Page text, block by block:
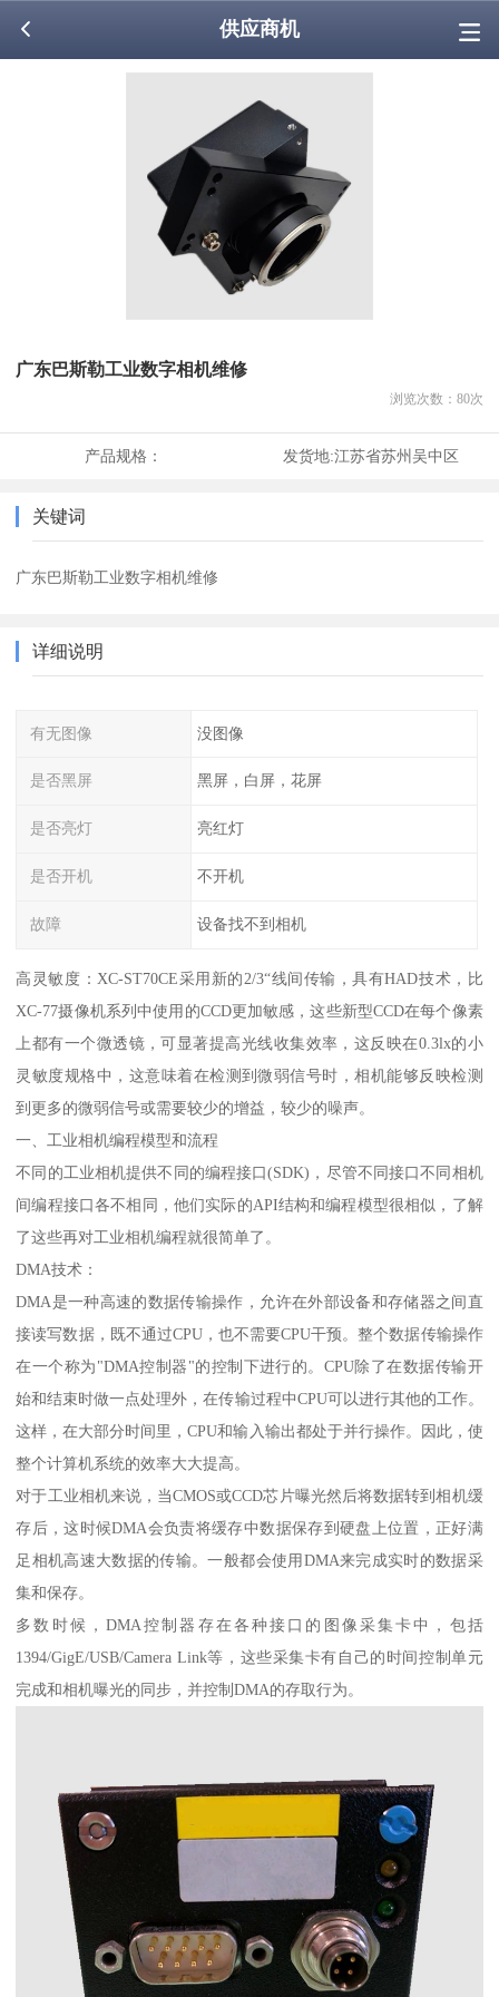
供应商机
广东巴斯勒工业数字相机维修
浏览次数： 80次
产品规格： 发货地:江苏省苏州吴中区
关键词
广东巴斯勒工业数字相机维修
详细说明
有无图像 没图像
是否黑屏 黑屏，白屏，花屏
是否亮灯 亮红灯
是否开机 不开机
故障 设备找不到相机
高灵敏度：XC-ST70CE采用新的2/3“线间传输，具有HAD技术，比
XC-77摄像机系列中使用的CCD更加敏感，这些新型CCD在每个像素
上都有一个微透镜，可显著提高光线收集效率，这反映在0.3lx的小
灵敏度规格中，这意味着在检测到微弱信号时，相机能够反映检测
到更多的微弱信号或需要较少的增益，较少的噪声。
一、工业相机编程模型和流程
不同的工业相机提供不同的编程接口(SDK)，尽管不同接口不同相机
间编程接口各不相同，他们实际的API结构和编程模型很相似，了解
了这些再对工业相机编程就很简单了。
DMA技术：
DMA是一种高速的数据传输操作，允许在外部设备和存储器之间直
接读写数据，既不通过CPU，也不需要CPU干预。整个数据传输操作
在一个称为"DMA控制器"的控制下进行的。CPU除了在数据传输开
始和结束时做一点处理外，在传输过程中CPU可以进行其他的工作。
这样，在大部分时间里，CPU和输入输出都处于并行操作。因此，使
整个计算机系统的效率大大提高。
对于工业相机来说，当CMOS或CCD芯片曝光然后将数据转到相机缓
存后，这时候DMA会负责将缓存中数据保存到硬盘上位置，正好满
足相机高速大数据的传输。一般都会使用DMA来完成实时的数据采
集和保存。
多数时候，DMA控制器存在各种接口的图像采集卡中，包括
1394/GigE/USB/Camera Link等，这些采集卡有自己的时间控制单元
完成和相机曝光的同步，并控制DMA的存取行为。